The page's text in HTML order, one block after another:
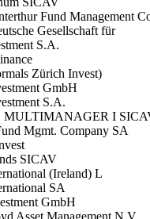
Fund Management
Gesellschaft für
S.A.
Zürich Invest)
GmbH
S.A.
I
Mgmt. Company SA
SICAV
(Ireland) L
SA
GmbH
Asset Management N.V.